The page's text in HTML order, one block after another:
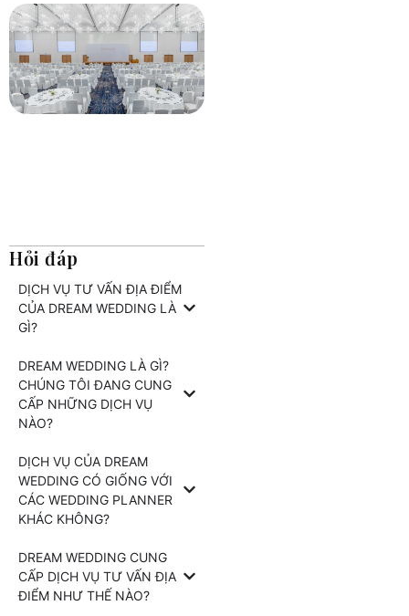
Hỏi đáp
DỊCH VỤ TƯ VẤN ĐỊA ĐIỂM
CỦA DREAM WEDDING LÀ
GÌ?
DREAM WEDDING LÀ GÌ?
CHÚNG TÔI ĐANG CUNG
CẤP NHỮNG DỊCH VỤ
NÀO?
DỊCH VỤ CỦA DREAM
WEDDING CÓ GIỐNG VỚI
CÁC WEDDING PLANNER
KHÁC KHÔNG?
DREAM WEDDING CUNG
CẤP DỊCH VỤ TƯ VẤN ĐỊA
ĐIỂM NHƯ THẾ NÀO?